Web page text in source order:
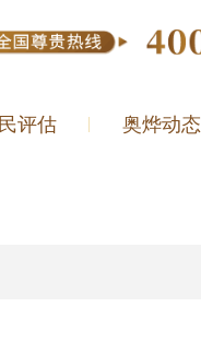
评估 奥烨动态